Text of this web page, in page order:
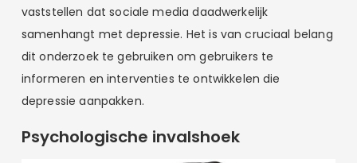
vaststellen dat sociale media daadwerkelijk
samenhangt met depressie. Het is van cruciaal belang
dit onderzoek te gebruiken om gebruikers te
informeren en interventies te ontwikkelen die
depressie aanpakken.
Psychologische invalshoek